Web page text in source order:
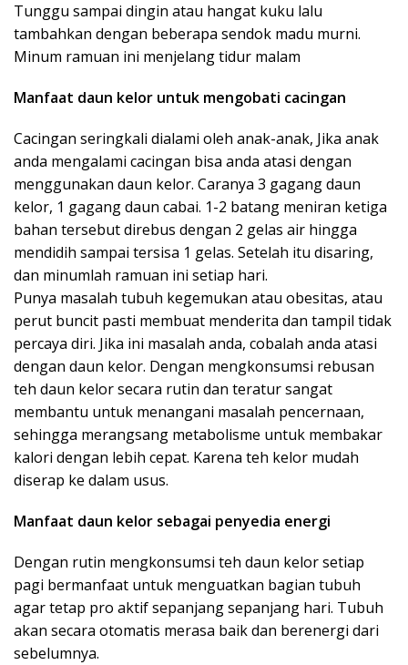
Tunggu sampai dingin atau hangat kuku lalu
tambahkan dengan beberapa sendok madu murni.
Minum ramuan ini menjelang tidur malam
Manfaat daun kelor untuk mengobati cacingan
Cacingan seringkali dialami oleh anak-anak, Jika anak
anda mengalami cacingan bisa anda atasi dengan
menggunakan daun kelor. Caranya 3 gagang daun
kelor, 1 gagang daun cabai. 1-2 batang meniran ketiga
bahan tersebut direbus dengan 2 gelas air hingga
mendidih sampai tersisa 1 gelas. Setelah itu disaring,
dan minumlah ramuan ini setiap hari.
Punya masalah tubuh kegemukan atau obesitas, atau
perut buncit pasti membuat menderita dan tampil tidak
percaya diri. Jika ini masalah anda, cobalah anda atasi
dengan daun kelor. Dengan mengkonsumsi rebusan
teh daun kelor secara rutin dan teratur sangat
membantu untuk menangani masalah pencernaan,
sehingga merangsang metabolisme untuk membakar
kalori dengan lebih cepat. Karena teh kelor mudah
diserap ke dalam usus.
Manfaat daun kelor sebagai penyedia energi
Dengan rutin mengkonsumsi teh daun kelor setiap
pagi bermanfaat untuk menguatkan bagian tubuh
agar tetap pro aktif sepanjang sepanjang hari. Tubuh
akan secara otomatis merasa baik dan berenergi dari
sebelumnya.